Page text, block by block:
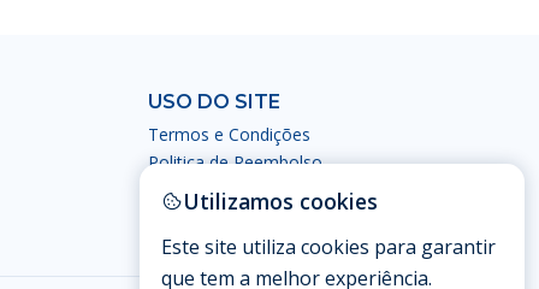
USO DO SITE
Termos e Condições
Politica de Reembolso
Política de Privacidade
Utilizamos cookies
Este site utiliza cookies para garantir
que tem a melhor experiência.